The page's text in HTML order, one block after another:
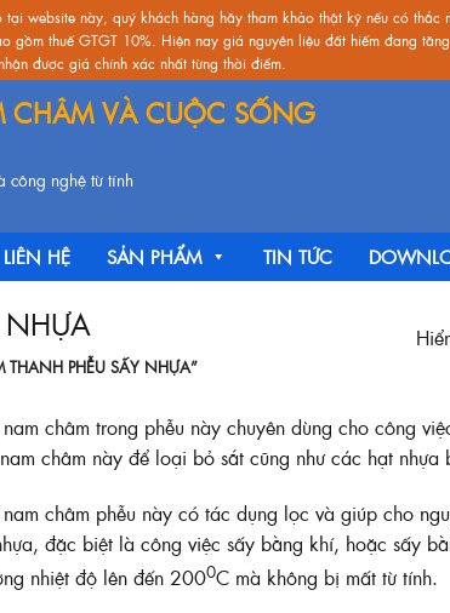
website này, quý khách hàng hãy tham khảo thật kỹ nếu có
gồm thuế GTGT 10%. Hiện nay giá nguyên liệu đất hiếm đang
được giá chính xác nhất từng thời điểm.
CHÂM VÀ CUỘC SỐNG
công nghệ từ tính
LIÊN HỆ SẢN PHẨM TIN TỨC
NHỰA
PHỄU SẤY NHỰA”
châm trong phễu này chuyên dùng cho công
châm này để loại bỏ sắt cũng như các hạt nhựa
châm phễu này có tác dụng lọc và giúp cho
đặc biệt là công việc sấy bằng khí, hoặc sấy
nhiệt độ lên đến 2000C mà không bị mất từ tính.